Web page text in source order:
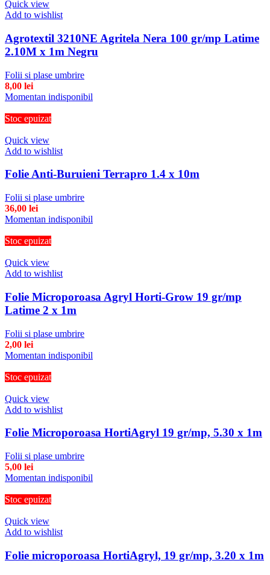
Quick view
Add to wishlist
Agrotextil 3210NE Agritela Nera 100 gr/mp Latime
2.10M x 1m Negru
Folii si plase umbrire
8,00 lei
Momentan indisponibil
Stoc epuizat
Quick view
Add to wishlist
Folie Anti-Buruieni Terrapro 1.4 x 10m
Folii si plase umbrire
36,00 lei
Momentan indisponibil
Stoc epuizat
Quick view
Add to wishlist
Folie Microporoasa Agryl Horti-Grow 19 gr/mp
Latime 2 x 1m
Folii si plase umbrire
2,00 lei
Momentan indisponibil
Stoc epuizat
Quick view
Add to wishlist
Folie Microporoasa HortiAgryl 19 gr/mp, 5.30 x 1m
Folii si plase umbrire
5,00 lei
Momentan indisponibil
Stoc epuizat
Quick view
Add to wishlist
Folie microporoasa HortiAgryl, 19 gr/mp, 3.20 x 1m